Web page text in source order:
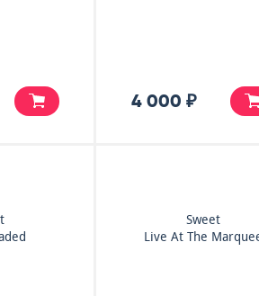
4 000 ₽
Sweet
Live At The